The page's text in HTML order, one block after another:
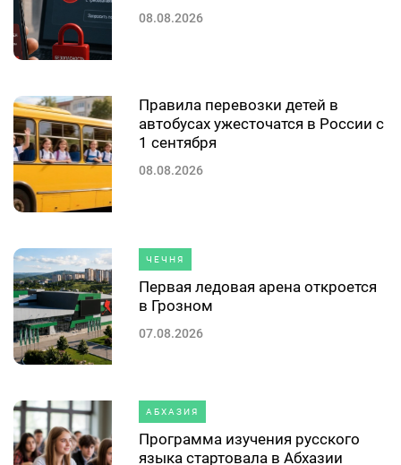
08.08.2026
Правила перевозки детей в
автобусах ужесточатся в России с
1 сентября
08.08.2026
ЧЕЧНЯ
Первая ледовая арена откроется
в Грозном
07.08.2026
АБХАЗИЯ
Программа изучения русского
языка стартовала в Абхазии